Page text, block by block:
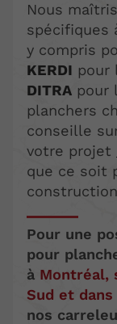
Nous
spécifiques
y compris
KERDI pour
DITRA pour
planchers
conseille
votre projet
que ce soit
Pour une
pour
à Montréal,
Sud et
nos